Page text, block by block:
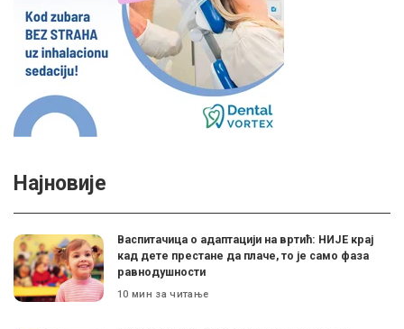
Најновије
Васпитачица о адаптацији на вртић: НИЈЕ крај
кад дете престане да плаче, то је само фаза
равнодушности
10 мин за читање